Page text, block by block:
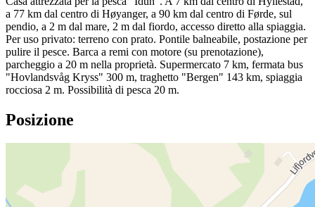
a 77 km dal centro di Høyanger, a 90 km dal centro di Førde, sul
pendio, a 2 m dal mare, 2 m dal fiordo, accesso diretto alla spiaggia.
Per uso privato: terreno con prato. Pontile balneabile, postazione per
pulire il pesce. Barca a remi con motore (su prenotazione),
parcheggio a 20 m nella proprietà. Supermercato 7 km, fermata bus
"Hovlandsvåg Kryss" 300 m, traghetto "Bergen" 143 km, spiaggia
rocciosa 2 m. Possibilità di pesca 20 m.
Posizione